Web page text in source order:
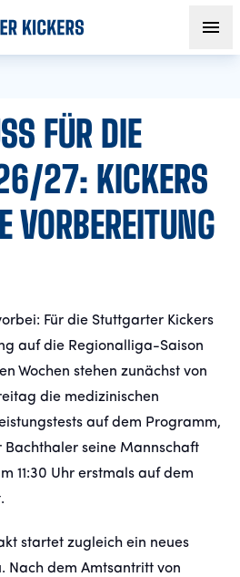
FÜR DIE
27: KICKERS
VORBEREITUNG
Für die Stuttgarter Kickers
auf die Regionalliga-Saison
Wochen stehen zunächst von
die medizinischen
auf dem Programm,
seine Mannschaft
11:30 Uhr erstmals auf dem
startet zugleich ein neues
Nach dem Amtsantritt von